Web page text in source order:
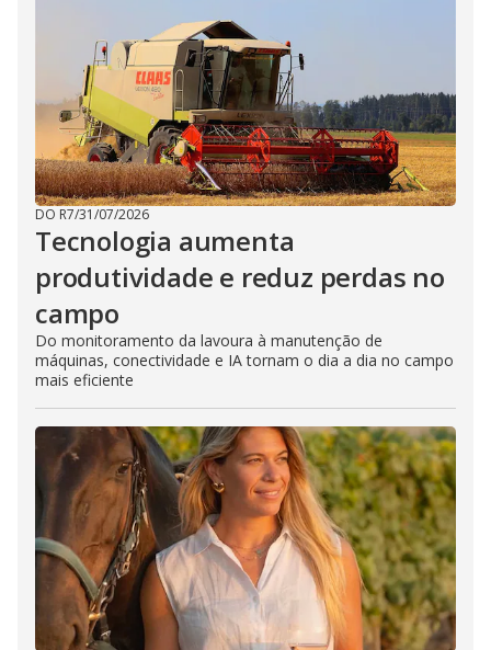
DO R7/31/07/2026
Tecnologia aumenta
produtividade e reduz perdas no
campo
Do monitoramento da lavoura à manutenção de
máquinas, conectividade e IA tornam o dia a dia no campo
mais eficiente